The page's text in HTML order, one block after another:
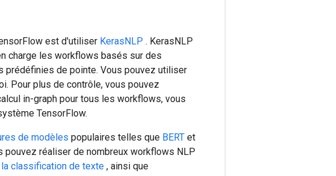
est d'utiliser KerasNLP . KerasNLP
charge les workflows basés sur des
prédéfinies de pointe. Vous pouvez utiliser
Pour plus de contrôle, vous pouvez
in-graph pour tous les workflows, vous
TensorFlow.
de modèles populaires telles que BERT et
pouvez réaliser de nombreux workflows NLP
la classification de texte , ainsi que